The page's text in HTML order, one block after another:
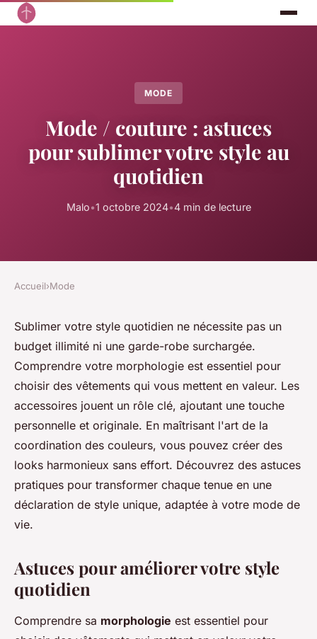
MODE
Mode / couture : astuces
pour sublimer votre style au
quotidien
Malo•1 octobre 2024•4 min de lecture
Accueil›Mode
Sublimer votre style quotidien ne nécessite pas un
budget illimité ni une garde-robe surchargée.
Comprendre votre morphologie est essentiel pour
choisir des vêtements qui vous mettent en valeur. Les
accessoires jouent un rôle clé, ajoutant une touche
personnelle et originale. En maîtrisant l'art de la
coordination des couleurs, vous pouvez créer des
looks harmonieux sans effort. Découvrez des astuces
pratiques pour transformer chaque tenue en une
déclaration de style unique, adaptée à votre mode de
vie.
Astuces pour améliorer votre style
quotidien
Comprendre sa morphologie est essentiel pour